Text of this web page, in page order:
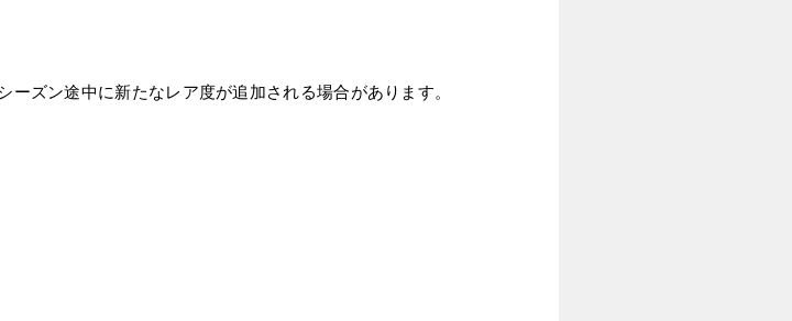
ズン途中に新たなレア度が追加される場合があります。